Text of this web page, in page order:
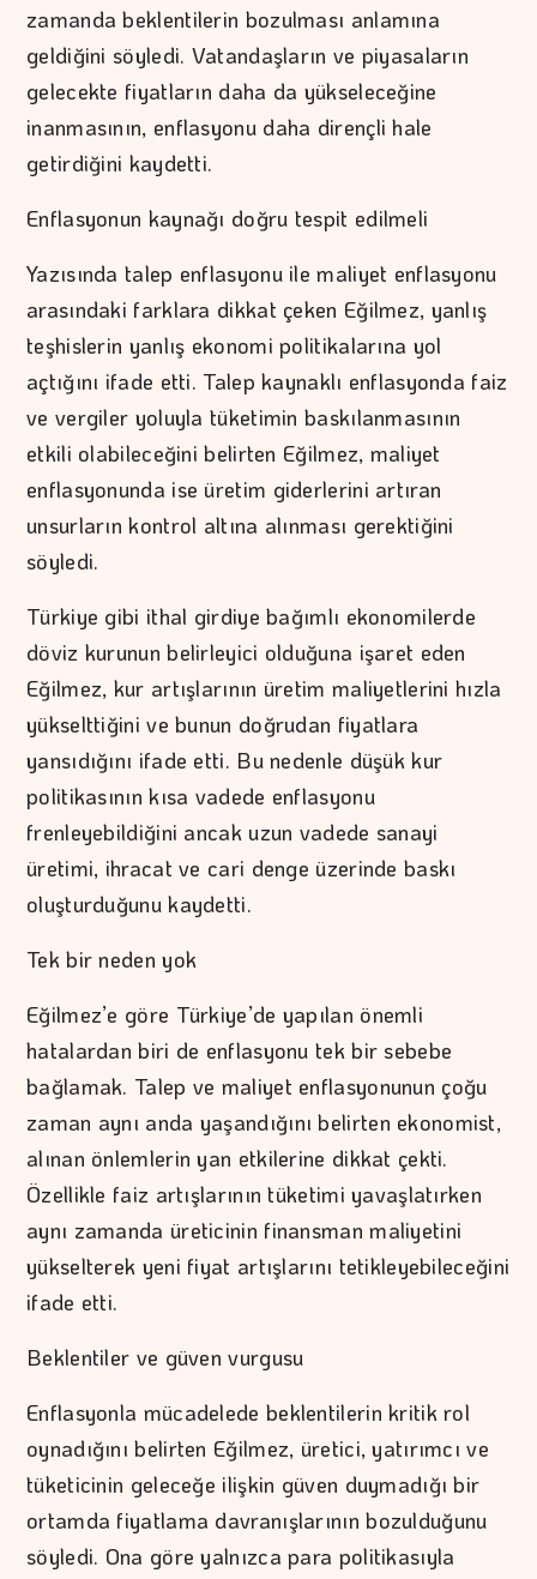
zamanda beklentilerin bozulması anlamına
geldiğini söyledi. Vatandaşların ve piyasaların
gelecekte fiyatların daha da yükseleceğine
inanmasının, enflasyonu daha dirençli hale
getirdiğini kaydetti.
Enflasyonun kaynağı doğru tespit edilmeli
Yazısında talep enflasyonu ile maliyet enflasyonu
arasındaki farklara dikkat çeken Eğilmez, yanlış
teşhislerin yanlış ekonomi politikalarına yol
açtığını ifade etti. Talep kaynaklı enflasyonda faiz
ve vergiler yoluyla tüketimin baskılanmasının
etkili olabileceğini belirten Eğilmez, maliyet
enflasyonunda ise üretim giderlerini artıran
unsurların kontrol altına alınması gerektiğini
söyledi.
Türkiye gibi ithal girdiye bağımlı ekonomilerde
döviz kurunun belirleyici olduğuna işaret eden
Eğilmez, kur artışlarının üretim maliyetlerini hızla
yükselttiğini ve bunun doğrudan fiyatlara
yansıdığını ifade etti. Bu nedenle düşük kur
politikasının kısa vadede enflasyonu
frenleyebildiğini ancak uzun vadede sanayi
üretimi, ihracat ve cari denge üzerinde baskı
oluşturduğunu kaydetti.
Tek bir neden yok
Eğilmez’e göre Türkiye’de yapılan önemli
hatalardan biri de enflasyonu tek bir sebebe
bağlamak. Talep ve maliyet enflasyonunun çoğu
zaman aynı anda yaşandığını belirten ekonomist,
alınan önlemlerin yan etkilerine dikkat çekti.
Özellikle faiz artışlarının tüketimi yavaşlatırken
aynı zamanda üreticinin finansman maliyetini
yükselterek yeni fiyat artışlarını tetikleyebileceğini
ifade etti.
Beklentiler ve güven vurgusu
Enflasyonla mücadelede beklentilerin kritik rol
oynadığını belirten Eğilmez, üretici, yatırımcı ve
tüketicinin geleceğe ilişkin güven duymadığı bir
ortamda fiyatlama davranışlarının bozulduğunu
söyledi. Ona göre yalnızca para politikasıyla